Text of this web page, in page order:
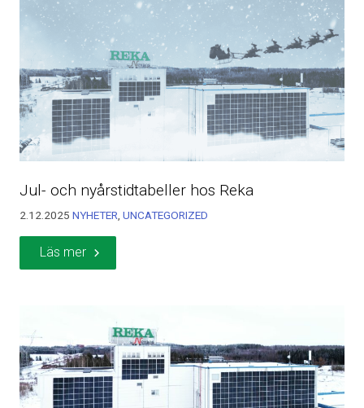
Jul- och nyårstidtabeller hos Reka
2.12.2025 NYHETER UNCATEGORIZED
Läs mer